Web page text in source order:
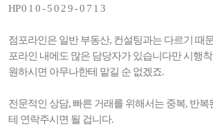
HP 0 1 0 - 5 0 2 9 - 0 7 1 3
점포라인은 일반 부동산, 컨설팅과는 다르기 때
포라인 내에도 많은 담당자가 있습니다만 시행
원하시면 아무나한테 맡길 순 없겠죠.
전문적인 상담, 빠른 거래를 위해서는 중복, 반복
테 연락주시면 될 겁니다.